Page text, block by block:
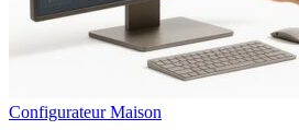
Configurateur Maison